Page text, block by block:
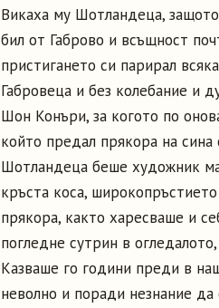
Викаха му Шотландеца,
бил от Габрово и всъщност
пристигането си парирал
Габровеца и без колебание и
Шон Конъри, за когото по
който предал прякора на сина
Шотландеца беше художник
кръста коса,
прякора, както харесваше и
погледне сутрин в
Казваше го години преди в
неволно и поради незнание